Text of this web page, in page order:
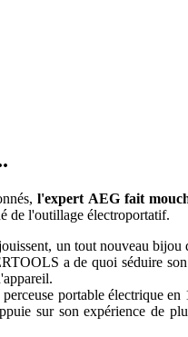
l'expert AEG fait
de l'outillage électroportatif.
un tout nouveau
a de quoi séduire son
portable électrique
sur son expérience de